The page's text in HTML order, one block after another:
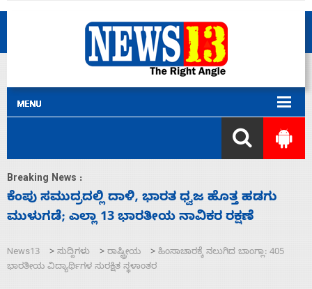
Breaking News :
ಕೆಂಪು ಸಮುದ್ರದಲ್ಲಿ ದಾಳಿ, ಭಾರತ ಧ್ವಜ ಹೊತ್ತ ಹಡಗು
ಮುಳುಗಡೆ; ಎಲ್ಲಾ 13 ಭಾರತೀಯ ನಾವಿಕರ ರಕ್ಷಣೆ
News13 > ಸುದ್ದಿಗಳು > ರಾಷ್ಟ್ರೀಯ > ಹಿಂಸಾಚಾರಕ್ಕೆ ನಲುಗಿದ ಬಾಂಗ್ಲಾ: 405
ಭಾರತೀಯ ವಿದ್ಯಾರ್ಥಿಗಳ ಸುರಕ್ಷಿತ ಸ್ಥಳಾಂತರ